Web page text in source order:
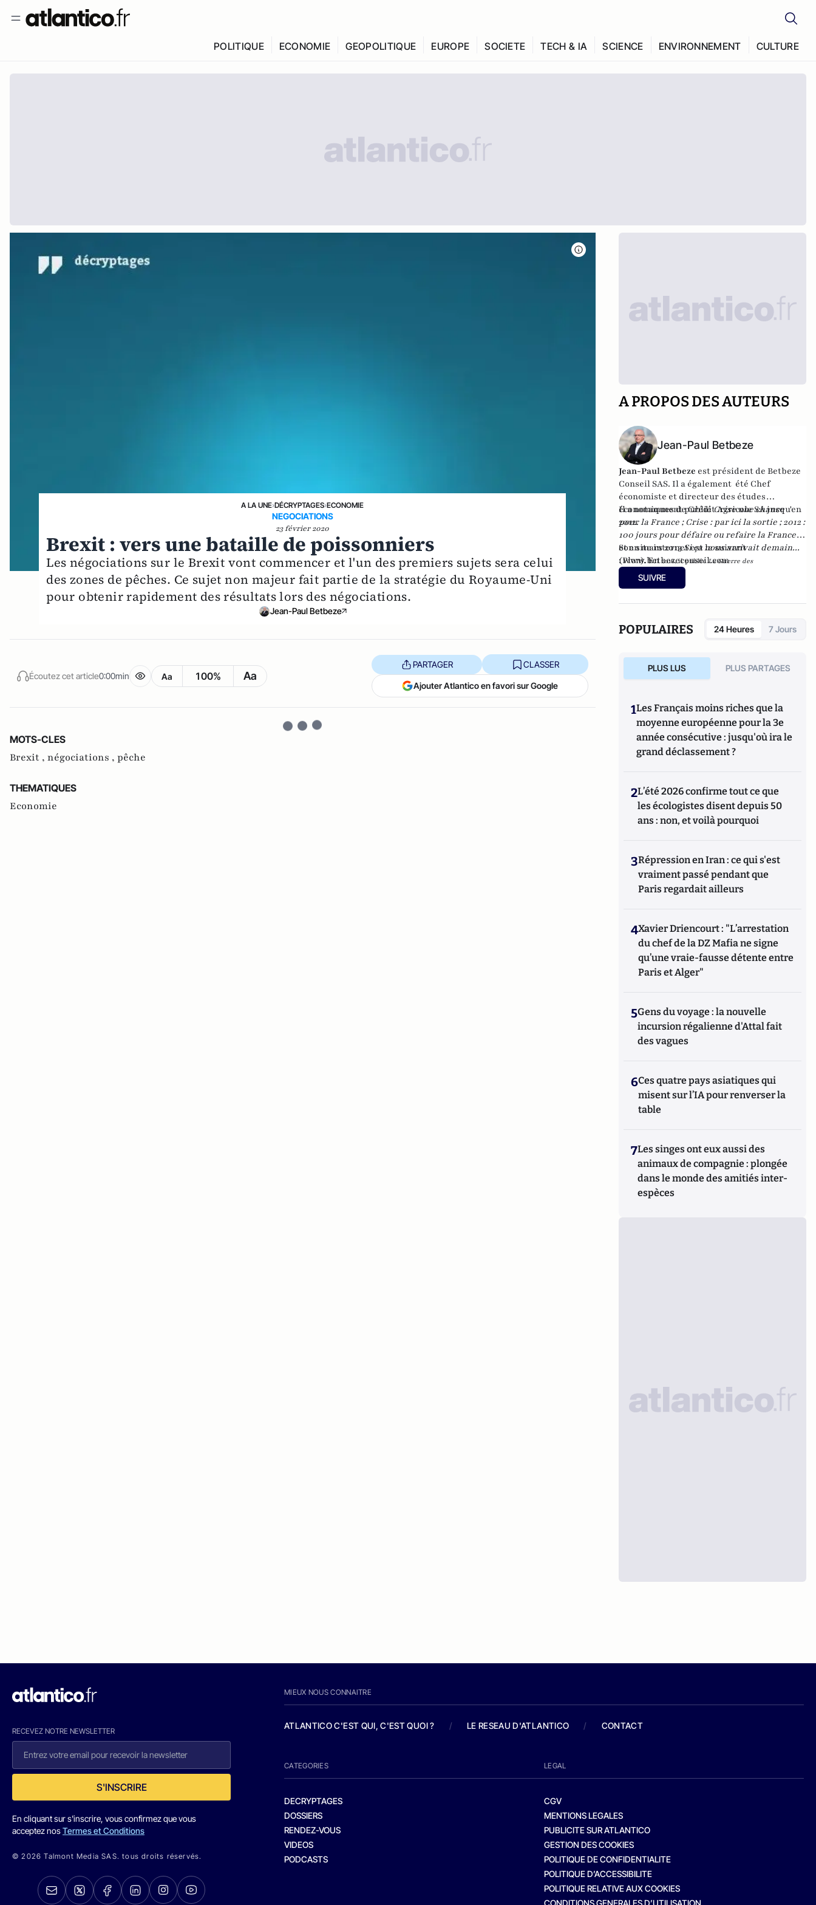
POLITIQUE ECONOMIE GEOPOLITIQUE EUROPE SOCIETE TECH & IA SCIENCE ENVIRONNEMENT CULTURE
A LA UNE›DÉCRYPTAGES›ECONOMIE
NEGOCIATIONS
23 février 2020
Brexit : vers une bataille de poissonniers
Les négociations sur le Brexit vont commencer et l'un des premiers sujets sera celui
des zones de pêches. Ce sujet non majeur fait partie de la stratégie du Royaume-Uni
pour obtenir rapidement des résultats lors des négociations.
Jean-Paul Betbeze
Écoutez cet article0:00min Aa 100% Aa
PARTAGER CLASSER
Ajouter Atlantico en favori sur Google
MOTS-CLES
Brexit , négociations , pêche
THEMATIQUES
Economie
A PROPOS DES AUTEURS
Jean-Paul Betbeze
Jean-Paul Betbeze est président de Betbeze
Conseil SAS. Il a également été Chef
économiste et directeur des études
économiques de Crédit Agricole SA jusqu'en
2012.
Il a notamment publiéCrise une chance
pour la France ;Crise : par ici la sortie ;2012 :
100 jours pour défaire ou refaire la France,
et en mars 2013Si ça nous arrivait demain...
(Plon). En2016, il publieLa Guerre des
Mondialisations
France, ce malade imaginaire" chez le même
Son site internet est le suivant
:www.betbezeconseil.com
SUIVRE
POPULAIRES 24 Heures 7 Jours
PLUS LUS PLUS PARTAGES
1Les Français moins riches que la
moyenne européenne pour la 3e
année consécutive : jusqu'où ira le
grand déclassement ?
2L’été 2026 confirme tout ce que
les écologistes disent depuis 50
ans : non, et voilà pourquoi
3Répression en Iran : ce qui s'est
vraiment passé pendant que
Paris regardait ailleurs
4Xavier Driencourt : "L’arrestation
du chef de la DZ Mafia ne signe
qu’une vraie-fausse détente entre
Paris et Alger"
5Gens du voyage : la nouvelle
incursion régalienne d'Attal fait
des vagues
6Ces quatre pays asiatiques qui
misent sur l’IA pour renverser la
table
7Les singes ont eux aussi des
animaux de compagnie : plongée
dans le monde des amitiés inter-
espèces
RECEVEZ NOTRE NEWSLETTER
S'INSCRIRE
En cliquant sur s'inscrire, vous confirmez que vous
acceptez nosTermes et Conditions
© 2026 Talmont Media SAS. tous droits réservés.
MIEUX NOUS CONNAITRE
ATLANTICO C'EST QUI, C'EST QUOI ? / LE RESEAU D'ATLANTICO / CONTACT
CATEGORIES
DECRYPTAGES
DOSSIERS
RENDEZ-VOUS
VIDEOS
PODCASTS
LEGAL
CGV
MENTIONS LEGALES
PUBLICITE SUR ATLANTICO
GESTION DES COOKIES
POLITIQUE DE CONFIDENTIALITE
POLITIQUE D’ACCESSIBILITE
POLITIQUE RELATIVE AUX COOKIES
CONDITIONS GENERALES D’UTILISATION